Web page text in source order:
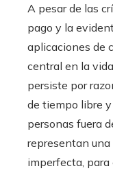
A pesar de las
pago y la
aplicaciones de
central en la
persiste por
de tiempo libre
personas fuera
representan
imperfecta,